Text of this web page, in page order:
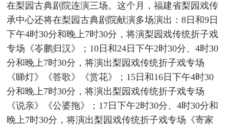
在梨园古典剧院连演三场。这个月，福建省梨园戏传
承中心还将在梨园古典剧院献演多场演出：8日和9日
下午4时30分和晚上7时30分，将演梨园戏传统折子戏
专场《岺鹏归汉》；10日和24日下午2时30分、4时30
分和晚上7时30分，将演出梨园戏传统折子戏专场
《睇灯》《答歌》《赏花》；15日和16日下午4时30
分和晚上7时30分，将演出梨园戏传统折子戏专场
《说亲》《公婆拖》；17日下午2时30分、4时30分和
晚上7时30分，将演出梨园戏传统折子戏专场《寄家